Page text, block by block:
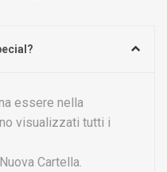
essere nella
visualizzati tutti i
Cartella.